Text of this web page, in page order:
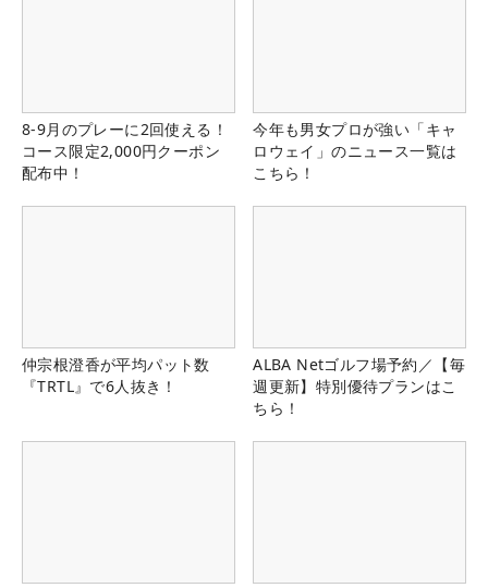
8-9月のプレーに2回使える！
コース限定2,000円クーポン
配布中！
今年も男女プロが強い「キャ
ロウェイ」のニュース一覧は
こちら！
仲宗根澄香が平均パット数
『TRTL』で6人抜き！
ALBA Netゴルフ場予約／【毎
週更新】特別優待プランはこ
ちら！